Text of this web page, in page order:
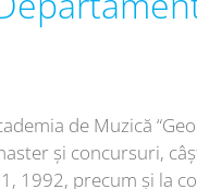
de Muzică
și concursuri,
1992, precum și la